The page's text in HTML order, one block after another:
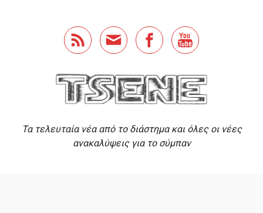
Τα τελευταία νέα από το διάστημα και όλες οι νέες
ανακαλύψεις για το σύμπαν